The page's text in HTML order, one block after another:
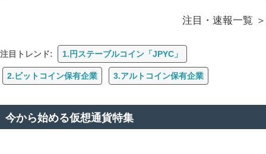
注目・速報一覧
注目トレンド: 1.円ステーブルコイン「JPYC」
2.ビットコイン保有企業 3.アルトコイン保有企業
今から始める仮想通貨特集